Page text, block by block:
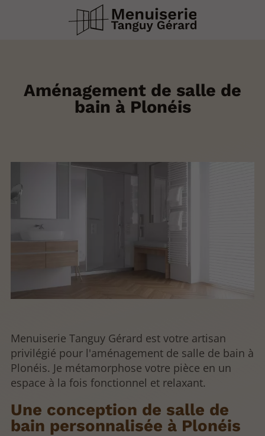
Aménagement de salle de
bain à Plonéis
Menuiserie Tanguy Gérard est votre artisan
privilégié pour l'aménagement de salle de bain à
Plonéis. Je métamorphose votre pièce en un
espace à la fois fonctionnel et relaxant.
Une conception de salle de
bain personnalisée à Plonéis